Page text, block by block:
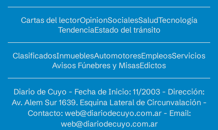
Cartas del lectorOpinionSocialesSaludTecnología
TendenciaEstado del tránsito
ClasificadosInmueblesAutomotoresEmpleosServicios
Avisos Fúnebres y MisasEdictos
Diario de Cuyo - Fecha de Inicio: 11/2003 - Dirección:
Av. Alem Sur 1639. Esquina Lateral de Circunvalación -
Contacto: web@diariodecuyo.com.ar- Email:
web@diariodecuyo.com.ar